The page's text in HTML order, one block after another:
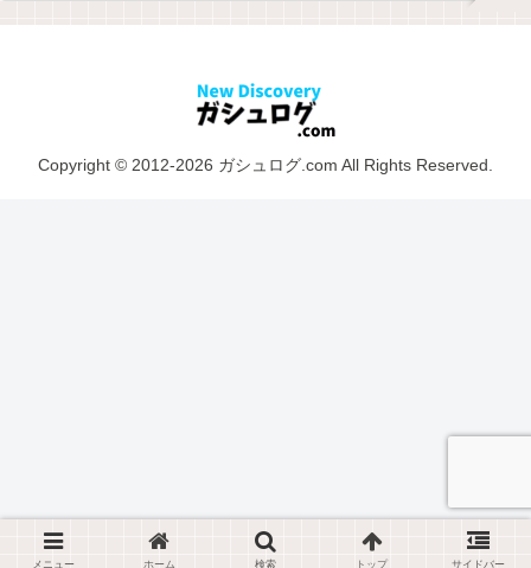
Copyright © 2012-2026 ガシュログ.com All Rights Reserved.
メニュー ホーム 検索 トップ サイドバー